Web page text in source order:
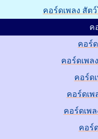
คอร์ดเพลง สัต
ค
คอร์
คอร์ดเพล
คอร์ด
คอร์ดเพ
คอร์ดเพ
คอร์